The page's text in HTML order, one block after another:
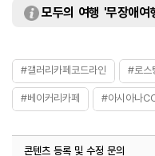
모두의 여행 '무장애여
#갤러리카페코드라인 #로스
#베이커리카페 #아시아나
콘텐츠 등록 및 수정 문의